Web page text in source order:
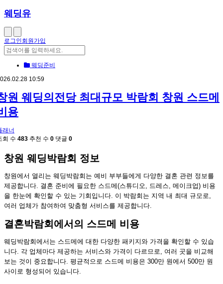
웨딩유
로그인회원가입
웨딩준비
10:59
원 웨딩의전당 최대규모 박람회 창원 스드메
용
래너
회 수 483 추천 수 0 댓글 0
창원 웨딩박람회 정보
창원에서 열리는 웨딩박람회는 예비 부부들에게 다양한 결혼 관련 정보를
제공합니다. 결혼 준비에 필요한 스드메(스튜디오, 드레스, 메이크업) 비용
을 한눈에 확인할 수 있는 기회입니다. 이 박람회는 지역 내 최대 규모로,
여러 업체가 참여하여 맞춤형 서비스를 제공합니다.
결혼박람회에서의 스드메 비용
웨딩박람회에서는 스드메에 대한 다양한 패키지와 가격을 확인할 수 있습
니다. 각 업체마다 제공하는 서비스와 가격이 다르므로, 여러 곳을 비교해
보는 것이 중요합니다. 평균적으로 스드메 비용은 300만 원에서 500만 원
사이로 형성되어 있습니다.